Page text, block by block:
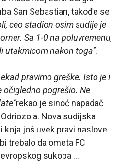
San Sebastian, takođe se
ceo stadion osim sudije je
Sa 1-0 na poluvremenu,
utakmicom nakon toga“.
pravimo greške. Isto je i
očigledno pogrešio. Ne
rekao je sinoć napadač
Nova sudijska
koja još uvek pravi naslove
trebalo da ometa FC
sukoba …